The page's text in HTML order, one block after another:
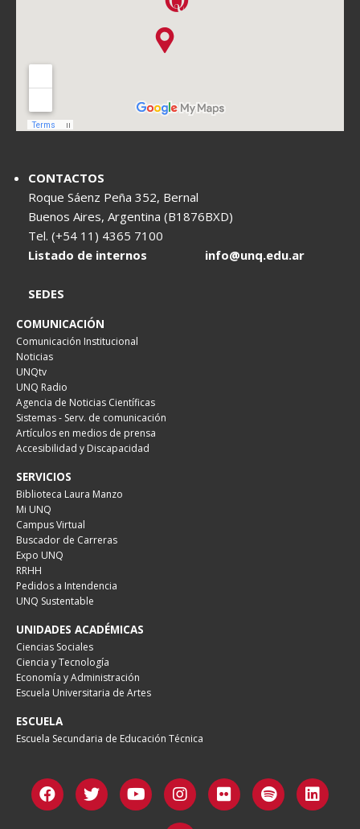
CONTACTOS
Roque Sáenz Peña 352, Bernal
Buenos Aires, Argentina (B1876BXD)
Tel. (+54 11) 4365 7100
Listado de internos
info@unq.edu.ar
SEDES
COMUNICACIÓN
Comunicación Institucional
Noticias
UNQtv
UNQ Radio
Agencia de Noticias Científicas
Sistemas - Serv. de comunicación
Artículos en medios de prensa
Accesibilidad y Discapacidad
SERVICIOS
Biblioteca Laura Manzo
Mi UNQ
Campus Virtual
Buscador de Carreras
Expo UNQ
RRHH
Pedidos a Intendencia
UNQ Sustentable
UNIDADES ACADÉMICAS
Ciencias Sociales
Ciencia y Tecnología
Economía y Administración
Escuela Universitaria de Artes
ESCUELA
Escuela Secundaria de Educación Técnica